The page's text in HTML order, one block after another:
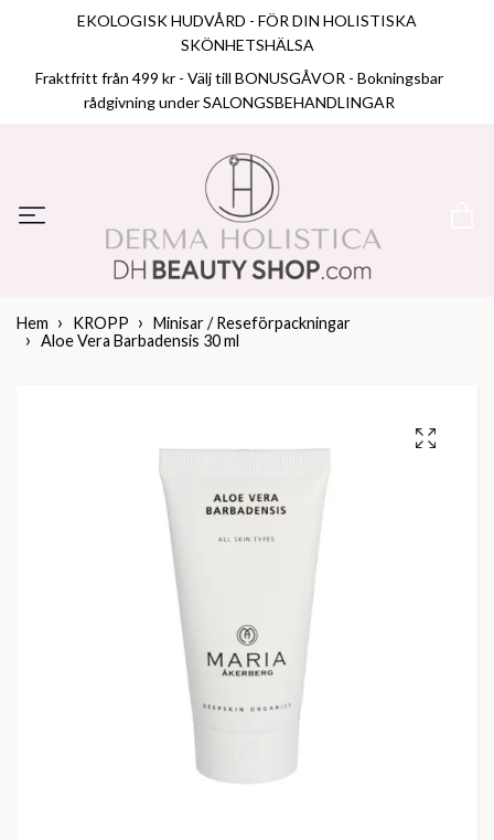
EKOLOGISK HUDVÅRD - FÖR DIN HOLISTISKA
SKÖNHETSHÄLSA
Fraktfritt från 499 kr - Välj till BONUSGÅVOR - Bokningsbar
rådgivning under SALONGSBEHANDLINGAR
Hem KROPP
Minisar / Reseförpackningar
Aloe Vera Barbadensis 30 ml